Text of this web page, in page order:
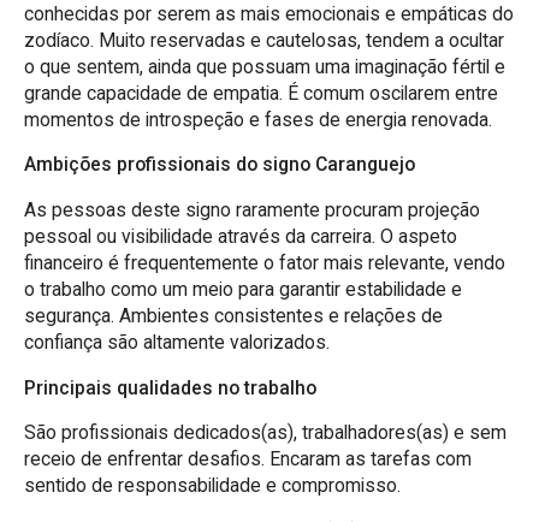
conhecidas por serem as mais emocionais e empáticas do
zodíaco. Muito reservadas e cautelosas, tendem a ocultar
o que sentem, ainda que possuam uma imaginação fértil e
grande capacidade de empatia. É comum oscilarem entre
momentos de introspeção e fases de energia renovada.
Ambições profissionais do signo Caranguejo
As pessoas deste signo raramente procuram projeção
pessoal ou visibilidade através da carreira. O aspeto
financeiro é frequentemente o fator mais relevante, vendo
o trabalho como um meio para garantir estabilidade e
segurança. Ambientes consistentes e relações de
confiança são altamente valorizados.
Principais qualidades no trabalho
São profissionais dedicados(as), trabalhadores(as) e sem
receio de enfrentar desafios. Encaram as tarefas com
sentido de responsabilidade e compromisso.